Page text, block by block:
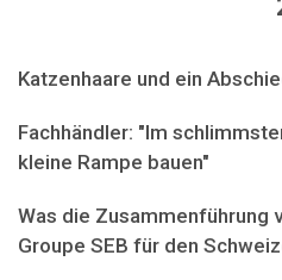
Katzenhaare und ein
Fachhändler: "Im
kleine Rampe bauen"
Was die Zusammenführung
Groupe SEB für den